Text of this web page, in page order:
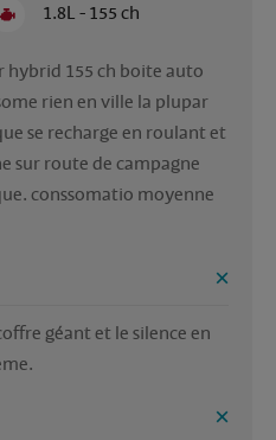
1.8L - 155 ch
hybrid 155 ch boite auto
rien en ville la plupar
se recharge en roulant et
sur route de campagne
conssomatio moyenne
géant et le silence en